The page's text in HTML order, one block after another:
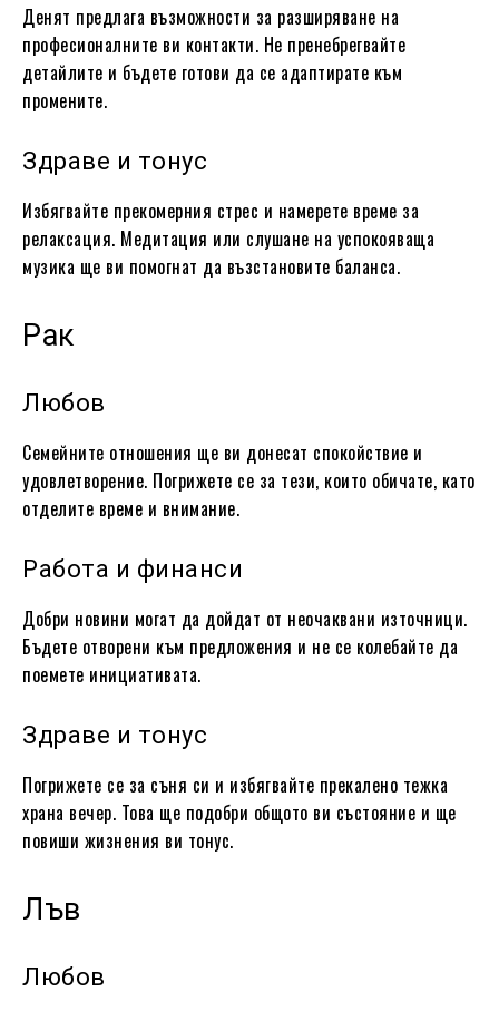
Денят предлага възможности за разширяване на
професионалните ви контакти. Не пренебрегвайте
детайлите и бъдете готови да се адаптирате към
промените.
Здраве и тонус
Избягвайте прекомерния стрес и намерете време за
релаксация. Медитация или слушане на успокояваща
музика ще ви помогнат да възстановите баланса.
Рак
Любов
Семейните отношения ще ви донесат спокойствие и
удовлетворение. Погрижете се за тези, които обичате, като
отделите време и внимание.
Работа и финанси
Добри новини могат да дойдат от неочаквани източници.
Бъдете отворени към предложения и не се колебайте да
поемете инициативата.
Здраве и тонус
Погрижете се за съня си и избягвайте прекалено тежка
храна вечер. Това ще подобри общото ви състояние и ще
повиши жизнения ви тонус.
Лъв
Любов